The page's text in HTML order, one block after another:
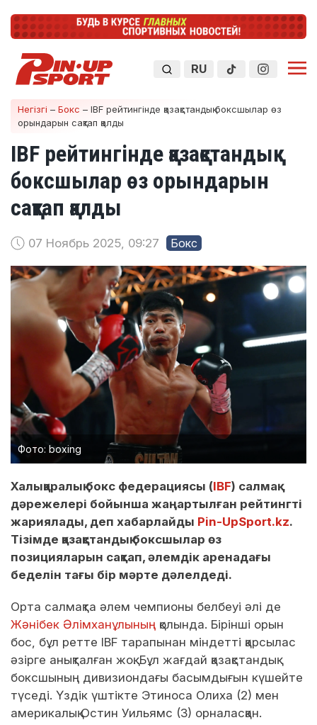
RU
Негізгі – Бокс – IBF рейтингінде қазақстандық боксшылар өз
орындарын сақтап қалды
IBF рейтингінде қазақстандық
боксшылар өз орындарын
сақтап қалды
07 Ноябрь 2025, 09:27 Бокс
Фото: boxing
Халықаралық бокс федерациясы (IBF) салмақ
дәрежелері бойынша жаңартылған рейтингті
жариялады, деп хабарлайды Pin-UpSport.kz.
Тізімде қазақстандық боксшылар өз
позицияларын сақтап, әлемдік аренадағы
беделін тағы бір мәрте дәлелдеді.
Орта салмақта әлем чемпионы белбеуі әлі де
Жәнібек Әлімханұлының қолында. Бірінші орын
бос, бұл ретте IBF тарапынан міндетті қарсылас
әзірге анықталған жоқ. Бұл жағдай қазақстандық
боксшының дивизиондағы басымдығын күшейте
түседі. Үздік үштікте Этиноса Олиха (2) мен
америкалық Остин Уильямс (3) орналасқан.